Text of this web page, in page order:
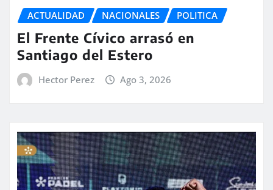
ACTUALIDAD NACIONALES POLITICA
El Frente Cívico arrasó en
Santiago del Estero
Hector Perez Ago 3, 2026